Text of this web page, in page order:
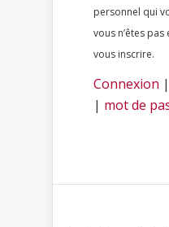
personnel qui vous a été
vous n’êtes
vous inscrire.
Connexion |
| mot de